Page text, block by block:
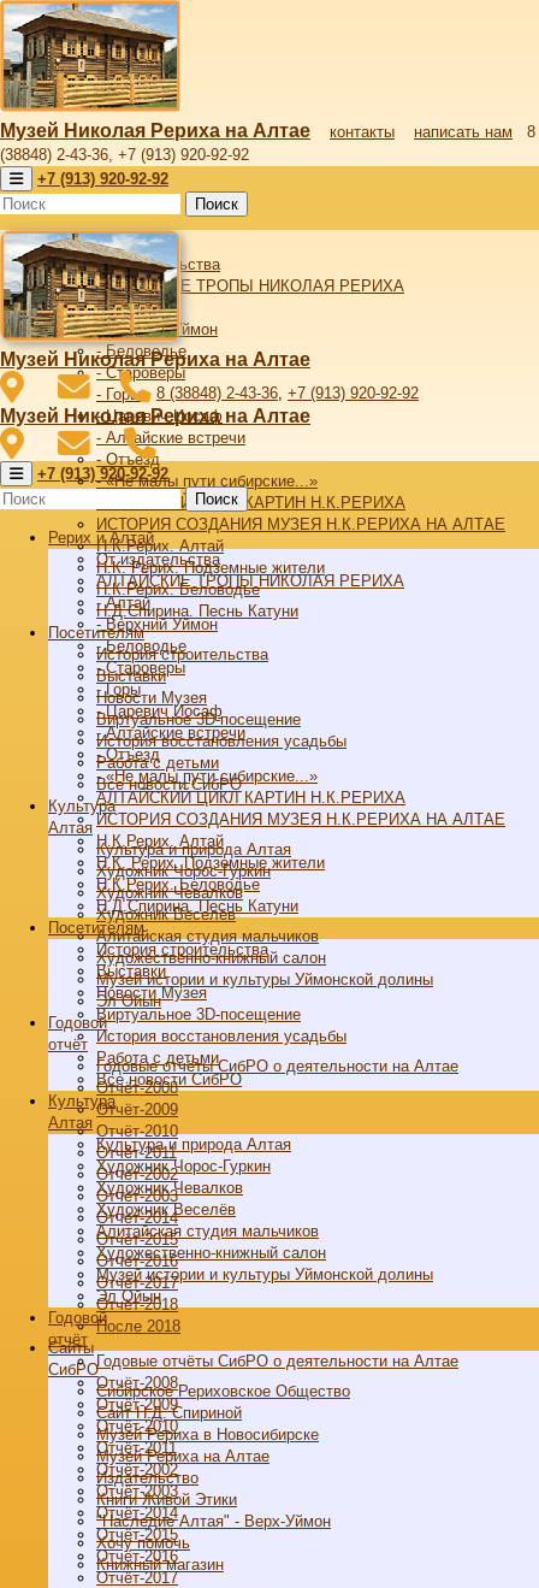
Музей Николая Рериха на Алтае контакты написать нам
8
(38848) 2-43-36, +7 (913) 920-92-92
+7 (913) 920-92-92
Поиск
Рерих и Алтай
От издательства
АЛТАЙСКИЕ ТРОПЫ НИКОЛАЯ РЕРИХА
- Алтай
- Верхний Уймон
- Беловодье
- Староверы
- Горы
- Царевич Иосаф
- Алтайские встречи
- Отъезд
- «Не малы пути сибирские...»
АЛТАЙСКИЙ ЦИКЛ КАРТИН Н.К.РЕРИХА
ИСТОРИЯ СОЗДАНИЯ МУЗЕЯ Н.К.РЕРИХА НА АЛТАЕ
Н.К.Рерих. Алтай
Н.К. Рерих. Подземные жители
Н.К.Рерих. Беловодье
Н.Д.Спирина. Песнь Катуни
Посетителям
История строительства
Выставки
Новости Музея
Виртуальное 3D-посещение
История восстановления усадьбы
Работа с детьми
Все новости СибРО
Культура
Алтая
Культура и природа Алтая
Художник Чорос-Гуркин
Художник Чевалков
Художник Веселёв
Алитайская студия мальчиков
Художественно-книжный салон
Музей истории и культуры Уймонской долины
Эл Ойын
Годовой
отчёт
Годовые отчёты СибРО о деятельности на Алтае
Отчёт-2008
Отчёт-2009
Отчёт-2010
Отчёт-2011
Отчёт-2002
Отчёт-2003
Отчёт-2014
Отчёт-2015
Отчёт-2016
Отчёт-2017
Отчёт-2018
После 2018
Cайты
СибРО
Сибирское Рериховское Общество
Сайт Н.Д. Спириной
Музей Рериха в Новосибирске
Музей Рериха на Алтае
Издательство
Книги Живой Этики
"Наследие Алтая" - Верх-Уймон
Хочу помочь
Книжный магазин
Музей Николая Рериха на Алтае
8 (38848) 2-43-36, +7 (913) 920-92-92
Музей Николая Рериха на Алтае
+7 (913) 920-92-92
Поиск
Рерих и Алтай
От издательства
АЛТАЙСКИЕ ТРОПЫ НИКОЛАЯ РЕРИХА
- Алтай
- Верхний Уймон
- Беловодье
- Староверы
- Горы
- Царевич Иосаф
- Алтайские встречи
- Отъезд
- «Не малы пути сибирские...»
АЛТАЙСКИЙ ЦИКЛ КАРТИН Н.К.РЕРИХА
ИСТОРИЯ СОЗДАНИЯ МУЗЕЯ Н.К.РЕРИХА НА АЛТАЕ
Н.К.Рерих. Алтай
Н.К. Рерих. Подземные жители
Н.К.Рерих. Беловодье
Н.Д.Спирина. Песнь Катуни
Посетителям
История строительства
Выставки
Новости Музея
Виртуальное 3D-посещение
История восстановления усадьбы
Работа с детьми
Все новости СибРО
Культура
Алтая
Культура и природа Алтая
Художник Чорос-Гуркин
Художник Чевалков
Художник Веселёв
Алитайская студия мальчиков
Художественно-книжный салон
Музей истории и культуры Уймонской долины
Эл Ойын
Годовой
отчёт
Годовые отчёты СибРО о деятельности на Алтае
Отчёт-2008
Отчёт-2009
Отчёт-2010
Отчёт-2011
Отчёт-2002
Отчёт-2003
Отчёт-2014
Отчёт-2015
Отчёт-2016
Отчёт-2017